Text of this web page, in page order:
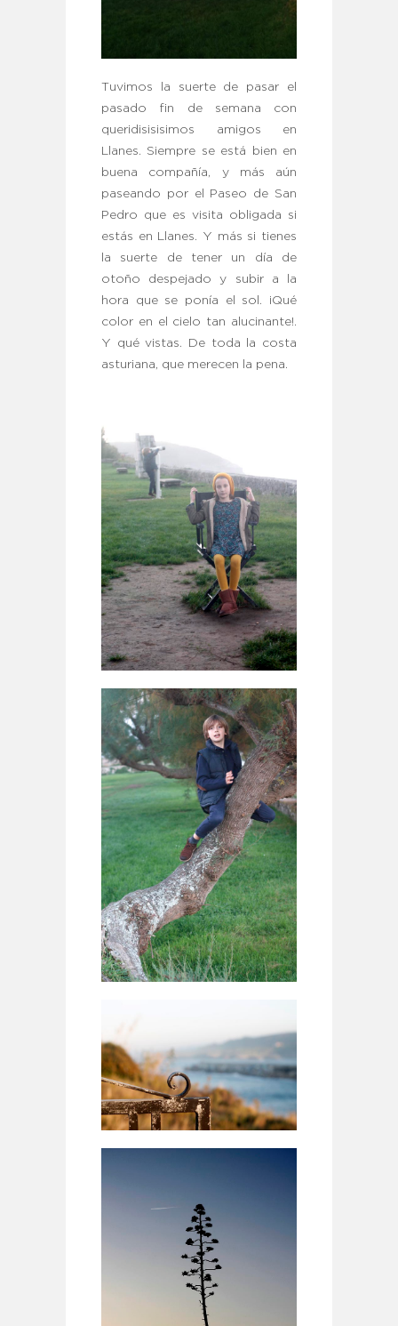
Tuvimos la suerte de pasar el
pasado fin de semana con
queridisisisimos amigos en
Llanes. Siempre se está bien en
buena compañía, y más aún
paseando por el Paseo de San
Pedro que es visita obligada si
estás en Llanes. Y más si tienes
la suerte de tener un día de
otoño despejado y subir a la
hora que se ponía el sol. ¡Qué
color en el cielo tan alucinante!.
Y qué vistas. De toda la costa
asturiana, que merecen la pena.